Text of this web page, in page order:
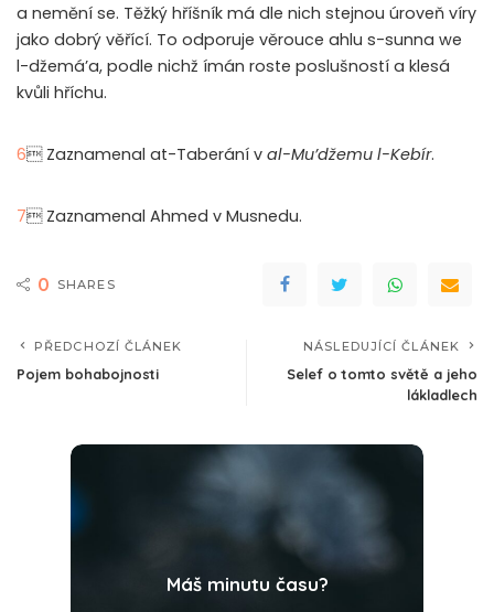
a nemění se. Těžký hříšník má dle nich stejnou úroveň víry
jako dobrý věřící. To odporuje věrouce ahlu s-sunna we
l-džemá’a, podle nichž ímán roste poslušností a klesá
kvůli hříchu.
6 Zaznamenal at-Taberání v al-Mu’džemu l-Kebír.
7 Zaznamenal Ahmed v Musnedu.
0 SHARES
PŘEDCHOZÍ ČLÁNEK
Pojem bohabojnosti
NÁSLEDUJÍCÍ ČLÁNEK
Selef o tomto světě a jeho
lákladlech
Máš minutu času?